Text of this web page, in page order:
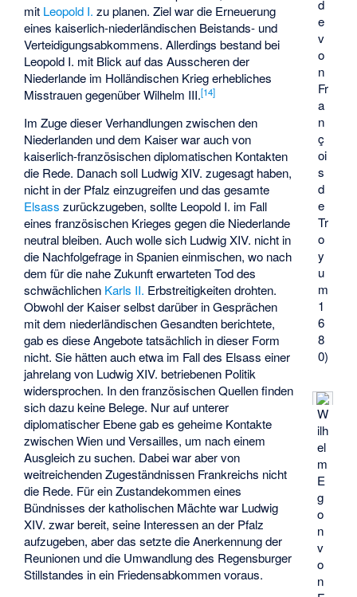
d
e
v
o
n
Fr
a
n
ç
oi
s
d
e
Tr
o
y
u
m
1
6
8
0)
W
ilh
el
m
E
g
o
n
v
o
n
mit Leopold I. zu planen. Ziel war die Erneuerung
eines kaiserlich-niederländischen Beistands- und
Verteidigungsabkommens. Allerdings bestand bei
Leopold I. mit Blick auf das Ausscheren der
Niederlande im Holländischen Krieg erhebliches
Misstrauen gegenüber Wilhelm III.[14]
Im Zuge dieser Verhandlungen zwischen den
Niederlanden und dem Kaiser war auch von
kaiserlich-französischen diplomatischen Kontakten
die Rede. Danach soll Ludwig XIV. zugesagt haben,
nicht in der Pfalz einzugreifen und das gesamte
Elsass zurückzugeben, sollte Leopold I. im Fall
eines französischen Krieges gegen die Niederlande
neutral bleiben. Auch wolle sich Ludwig XIV. nicht in
die Nachfolgefrage in Spanien einmischen, wo nach
dem für die nahe Zukunft erwarteten Tod des
schwächlichen Karls II. Erbstreitigkeiten drohten.
Obwohl der Kaiser selbst darüber in Gesprächen
mit dem niederländischen Gesandten berichtete,
gab es diese Angebote tatsächlich in dieser Form
nicht. Sie hätten auch etwa im Fall des Elsass einer
jahrelang von Ludwig XIV. betriebenen Politik
widersprochen. In den französischen Quellen finden
sich dazu keine Belege. Nur auf unterer
diplomatischer Ebene gab es geheime Kontakte
zwischen Wien und Versailles, um nach einem
Ausgleich zu suchen. Dabei war aber von
weitreichenden Zugeständnissen Frankreichs nicht
die Rede. Für ein Zustandekommen eines
Bündnisses der katholischen Mächte war Ludwig
XIV. zwar bereit, seine Interessen an der Pfalz
aufzugeben, aber das setzte die Anerkennung der
Reunionen und die Umwandlung des Regensburger
Stillstandes in ein Friedensabkommen voraus.